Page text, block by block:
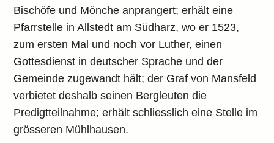
Bischöfe und Mönche anprangert; erhält eine
Pfarrstelle in Allstedt am Südharz, wo er 1523,
zum ersten Mal und noch vor Luther, einen
Gottesdienst in deutscher Sprache und der
Gemeinde zugewandt hält; der Graf von Mansfeld
verbietet deshalb seinen Bergleuten die
Predigtteilnahme; erhält schliesslich eine Stelle im
grösseren Mühlhausen.